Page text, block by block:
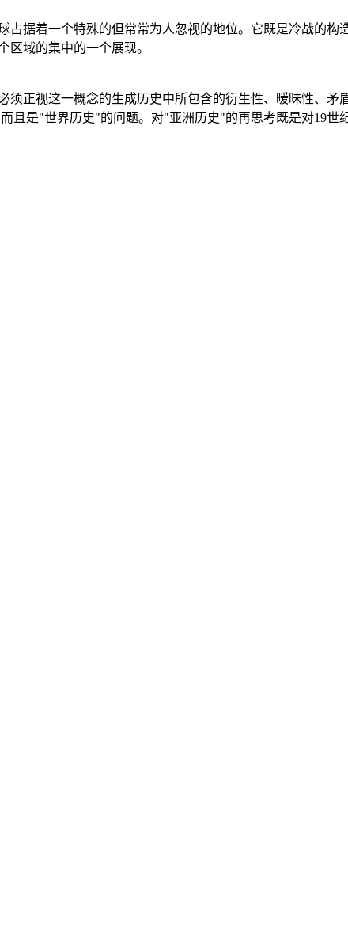
占据着一个特殊的但常常为人忽视的地位。它既是冷战的
区域的集中的一个展现。
须正视这一概念的生成历史中所包含的衍生性、暧昧性、
且是"世界历史"的问题。对"亚洲历史"的再思考既是对19